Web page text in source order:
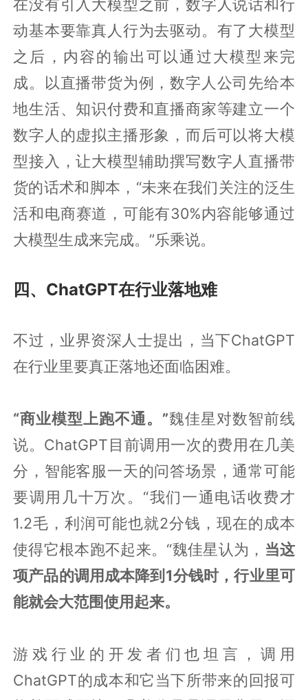
在没有引入大模型之前，数字人说话和行
动基本要靠真人行为去驱动。有了大模型
之后，内容的输出可以通过大模型来完
成。以直播带货为例，数字人公司先给本
地生活、知识付费和直播商家等建立一个
数字人的虚拟主播形象，而后可以将大模
型接入，让大模型辅助撰写数字人直播带
货的话术和脚本，“未来在我们关注的泛生
活和电商赛道，可能有30%内容能够通过
大模型生成来完成。”乐乘说。
四、ChatGPT在行业落地难
不过，业界资深人士提出，当下ChatGPT
在行业里要真正落地还面临困难。
“商业模型上跑不通。”魏佳星对数智前线
说。ChatGPT目前调用一次的费用在几美
分，智能客服一天的问答场景，通常可能
要调用几十万次。“我们一通电话收费才
1.2毛，利润可能也就2分钱，现在的成本
使得它根本跑不起来。“魏佳星认为， 当这
项产品的调用成本降到1分钱时，行业里可
能就会大范围使用起来。
游戏行业的开发者们也坦言，调用
ChatGPT的成本和它当下所带来的回报可